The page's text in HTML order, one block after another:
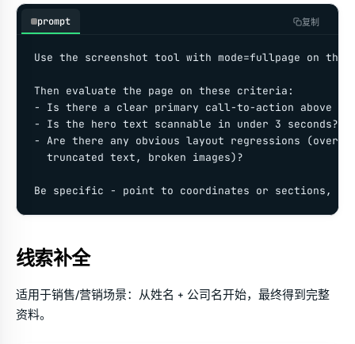
prompt 复制
Use the screenshot tool with mode=fullpage on
Then evaluate the page on these criteria:
- Is there a clear primary call-to-action above
- Is the hero text scannable in under 3 seconds?
- Are there any obvious layout regressions
  truncated text, broken images)?
Be specific - point to coordinates or sections,
线索补全
适用于销售/营销场景：从姓名 + 公司名开始，最终得到完整
资料。